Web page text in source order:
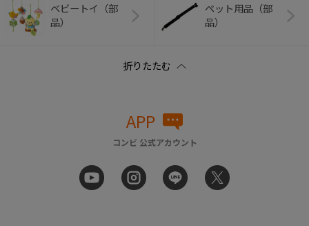
ベビートイ（部
品）
ペット用品（部
品）
APP
コンビ 公式アカウント